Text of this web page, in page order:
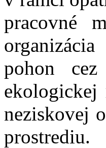
pracovné
pohon
ekologickej
neziskovej
prostrediu.